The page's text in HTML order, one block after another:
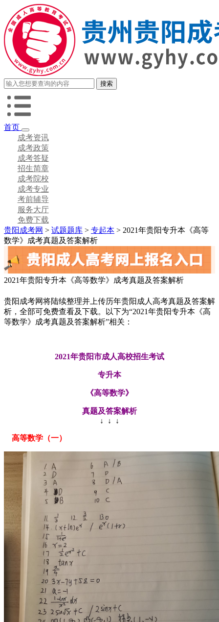
首页
成考资讯
成考政策
成考答疑
招生简章
成考院校
成考专业
考前辅导
服务大厅
免费下载
贵阳成考网 > 试题题库 > 专起本 > 2021年贵阳专升本《高等
数学》成考真题及答案解析
2021年贵阳专升本《高等数学》成考真题及答案解析
贵阳成考网将陆续整理并上传历年贵阳成人高考真题及答案解
析，全部可免费查看及下载。以下为“2021年贵阳专升本《高
等数学》成考真题及答案解析”相关：
2021年贵阳市成人高校招生考试
专升本
《高等数学》
真题及答案解析
↓ ↓ ↓
高等数学（一）